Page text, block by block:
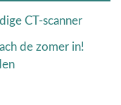
CT-scanner
de zomer in!